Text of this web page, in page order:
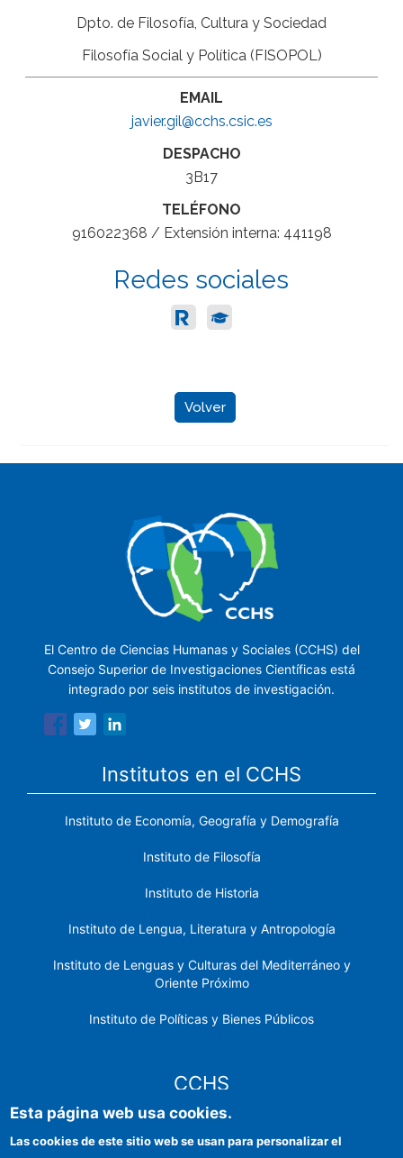
Dpto. de Filosofía, Cultura y Sociedad
Filosofía Social y Política (FISOPOL)
EMAIL
javier.gil@cchs.csic.es
DESPACHO
3B17
TELÉFONO
916022368 / Extensión interna: 441198
Redes sociales
Volver
El Centro de Ciencias Humanas y Sociales (CCHS) del
Consejo Superior de Investigaciones Científicas está
integrado por seis institutos de investigación.
Institutos en el CCHS
Instituto de Economía, Geografía y Demografía
Instituto de Filosofía
Instituto de Historia
Instituto de Lengua, Literatura y Antropología
Instituto de Lenguas y Culturas del Mediterráneo y
Oriente Próximo
Instituto de Políticas y Bienes Públicos
CCHS
Esta página web usa cookies.
Las cookies de este sitio web se usan para personalizar el